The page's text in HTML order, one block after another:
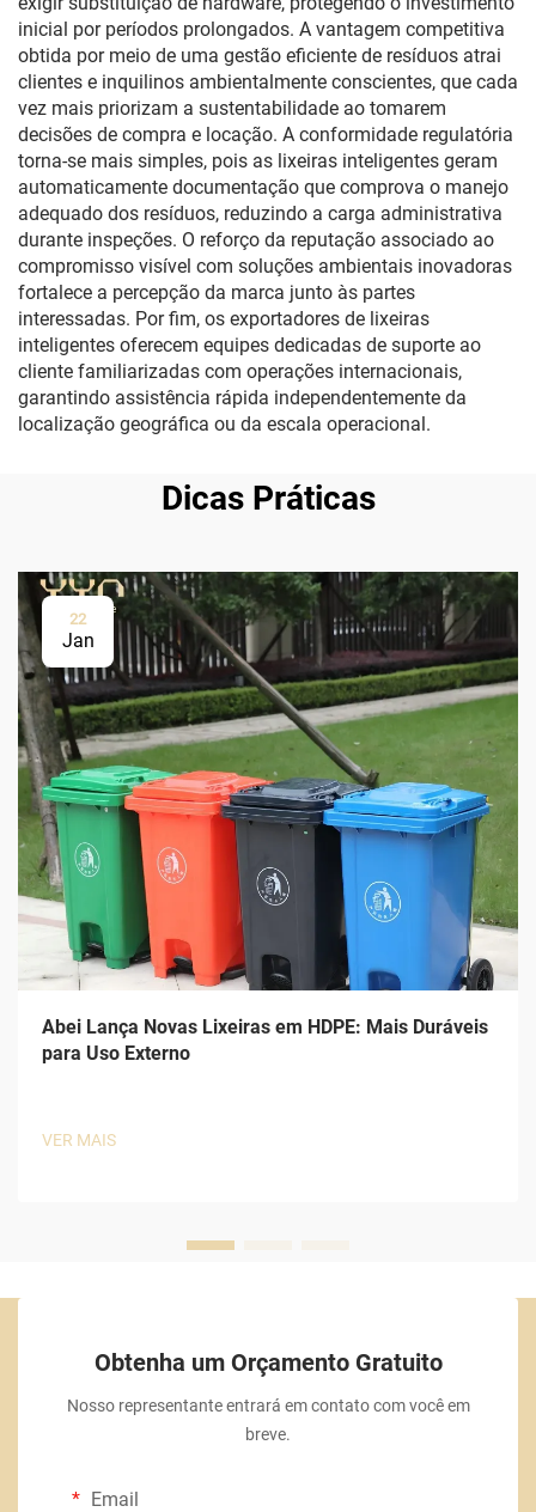
inicial por períodos prolongados. A vantagem competitiva
obtida por meio de uma gestão eficiente de resíduos atrai
clientes e inquilinos ambientalmente conscientes, que cada
vez mais priorizam a sustentabilidade ao tomarem
decisões de compra e locação. A conformidade regulatória
torna-se mais simples, pois as lixeiras inteligentes geram
automaticamente documentação que comprova o manejo
adequado dos resíduos, reduzindo a carga administrativa
durante inspeções. O reforço da reputação associado ao
compromisso visível com soluções ambientais inovadoras
fortalece a percepção da marca junto às partes
interessadas. Por fim, os exportadores de lixeiras
inteligentes oferecem equipes dedicadas de suporte ao
cliente familiarizadas com operações internacionais,
garantindo assistência rápida independentemente da
localização geográfica ou da escala operacional.
Dicas Práticas
22
Jan
Abei Lança Novas Lixeiras em HDPE: Mais Duráveis
para Uso Externo
VER MAIS
Obtenha um Orçamento Gratuito
Nosso representante entrará em contato com você em
breve.
Email